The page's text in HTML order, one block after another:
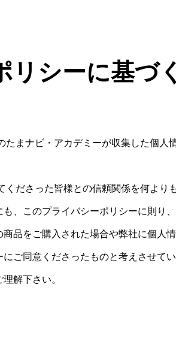
リシーに基づ
まナビ・アカデミーが収集した個人
ださった皆様との信頼関係を何より
、このプライバシーポリシーに則り
品をご購入された場合や弊社に個人
ご同意くださったものと考えさせてい
解下さい。